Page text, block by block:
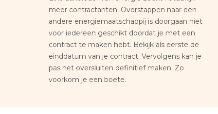
meer contractanten. Overstappen naar een
andere energiemaatschappij is doorgaan niet
voor iedereen geschikt doordat je met een
contract te maken hebt. Bekijk als eerste de
einddatum van je contract. Vervolgens kan je
pas het oversluiten definitief maken. Zo
voorkom je een boete.